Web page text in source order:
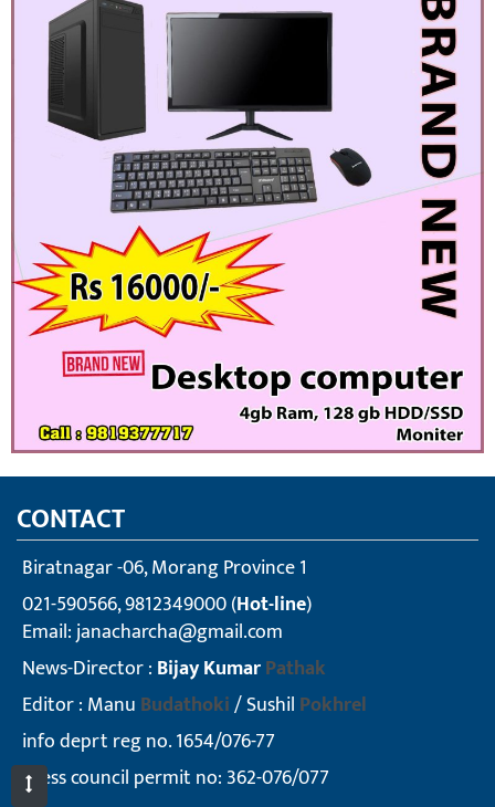
CONTACT
Biratnagar -06, Morang Province 1
021-590566, 9812349000 (Hot-line)
Email:janacharcha@gmail.com
News-Director : Bijay KumarPathak
Editor : Manu Budathoki/ Sushil Pokhrel
info deprt reg no. 1654/076-77
press council permit no: 362-076/077